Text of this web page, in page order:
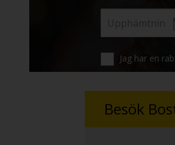
Jag har en
Besök